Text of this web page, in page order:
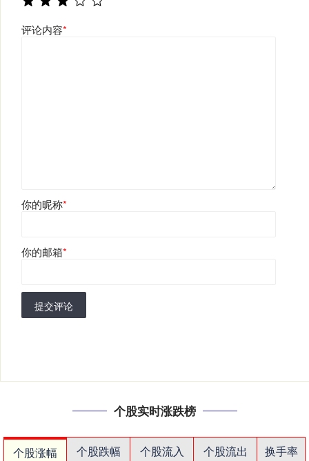
评论内容*
你的昵称*
你的邮箱*
提交评论
个股实时涨跌榜
个股涨幅 个股跌幅 个股流入 个股流出
换手率